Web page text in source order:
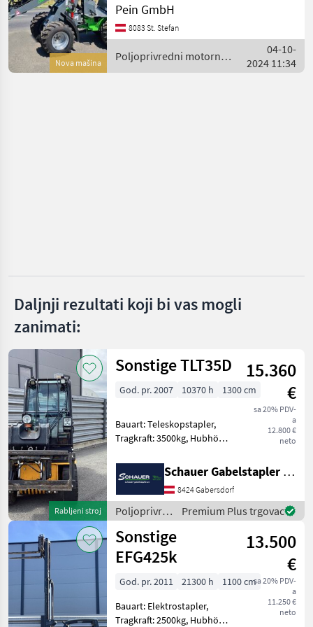
Weidemann
Thaler
Nova mašina
und Landwirtschaft.
Ausgestattet mit
zusätzlichen Steuerkreisen.
Technische Daten: Motor:
Pein GmbH
8083 St. Stefan
Poljoprivredni motorni
strojevi / WCM
04-10-
2024 11:34
Daljnji rezultati koji bi vas mogli
zanimati:
Rabljeni stroj
Sonstige TLT35D
15.360
€
sa 20% PDV-
a
12.800 €
neto
God. pr. 2007 10370 h 1300 cm
Bauart: Teleskopstapler,
Tragkraft: 3500kg, Hubhöhe:
10V , Bereifung vorne:
Vollgummi Einfach 60 - 80%
, Bereifung hinten:
Vollgummi Einfac
Schauer Gabelstapler GmbH
8424 Gabersdorf
Poljoprivredni
motorni
strojevi /
Sonstige
Premium Plus trgovac
Sonstige
EFG425k
13.500
€
sa 20% PDV-
a
11.250 €
neto
God. pr. 2011 21300 h
1100 cm
Bauart: Elektrostapler,
Tragkraft: 2500kg, Hubhöhe: